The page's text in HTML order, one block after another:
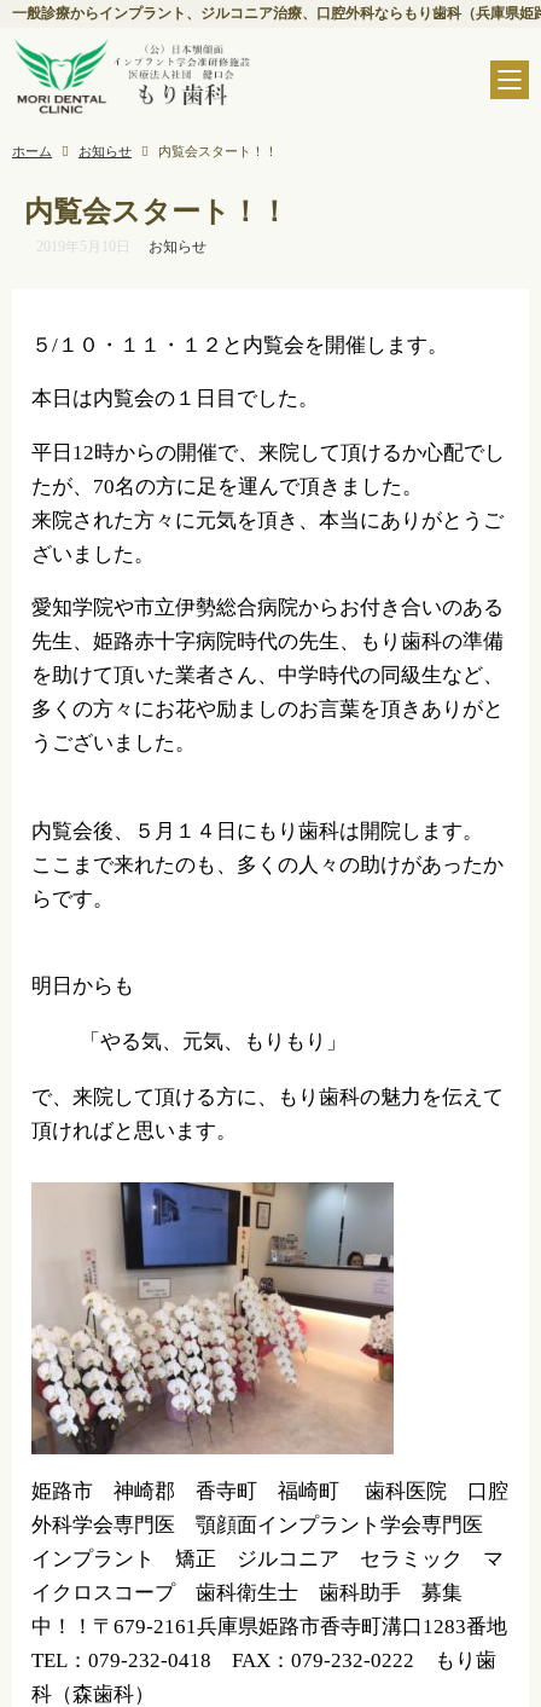
一般診療からインプラント、ジルコニア治療、口腔外科ならもり歯科（兵庫県姫
ホーム お知らせ 内覧会スタート！！
内覧会スタート！！
2019年5月10日 お知らせ
５/１０・１１・１２と内覧会を開催します。
本日は内覧会の１日目でした。
平日12時からの開催で、来院して頂けるか心配でし
たが、70名の方に足を運んで頂きました。
来院された方々に元気を頂き、本当にありがとうご
ざいました。
愛知学院や市立伊勢総合病院からお付き合いのある
先生、姫路赤十字病院時代の先生、もり歯科の準備
を助けて頂いた業者さん、中学時代の同級生など、
多くの方々にお花や励ましのお言葉を頂きありがと
うございました。
内覧会後、５月１４日にもり歯科は開院します。
ここまで来れたのも、多くの人々の助けがあったか
らです。
明日からも
「やる気、元気、もりもり」
で、来院して頂ける方に、もり歯科の魅力を伝えて
頂ければと思います。
姫路市 神崎郡 香寺町 福崎町 歯科医院 口腔
外科学会専門医 顎顔面インプラント学会専門医
インプラント 矯正 ジルコニア セラミック マ
イクロスコープ 歯科衛生士 歯科助手 募集
中！！〒679-2161兵庫県姫路市香寺町溝口1283番地
TEL：079-232-0418 FAX：079-232-0222 もり歯
科（森歯科）